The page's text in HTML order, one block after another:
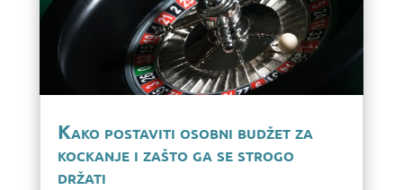
Kako postaviti osobni budžet za
kockanje i zašto ga se strogo
držati